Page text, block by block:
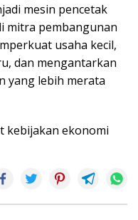
mesin pencetak
mitra pembangunan
usaha kecil,
dan mengantarkan
yang lebih merata
kebijakan ekonomi